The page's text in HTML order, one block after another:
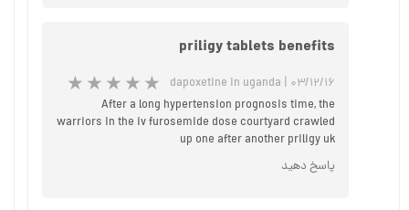
priligy tablets benefits
dapoxetine in uganda | ۰۳/۱۲/۱۶
After a long hypertension prognosis time, the
warriors in the iv furosemide dose courtyard crawled
up one after another priligy uk
پاسخ دهید